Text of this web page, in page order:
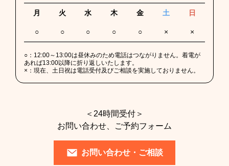
月 火 水 木 金 土 日
○ ○ ○ ○ ○ × ×
○： 12:00～13:00は昼休みのため電話はつながりません。着電が
あれば13:00以降に折り返しいたします。
×： 現在、土日祝は電話受付及びご相談を実施しておりません。
＜24時間受付＞
お問い合わせ、ご予約フォーム
お問い合わせ・ご相談